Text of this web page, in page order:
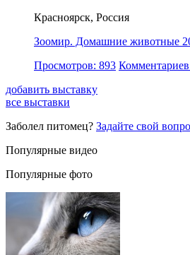
Красноярск, Россия
Зоомир. Домашние животные
Просмотров: 893
добавить выставку
все выставки
Заболел питомец? Задайте свой
Популярные видео
Популярные фото